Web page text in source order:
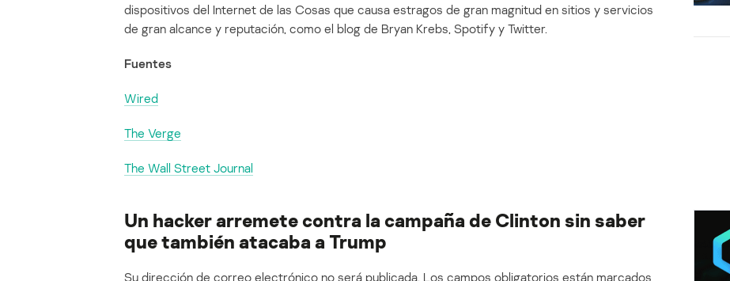
dispositivos del Internet de las Cosas que causa estragos de gran magnitud en sitios y servicios
de gran alcance y reputación, como el blog de Bryan Krebs, Spotify y Twitter.
Fuentes
Wired
The Verge
The Wall Street Journal
Un hacker arremete contra la campaña de Clinton sin saber
que también atacaba a Trump
Su dirección de correo electrónico no será publicada. Los campos obligatorios están marcados